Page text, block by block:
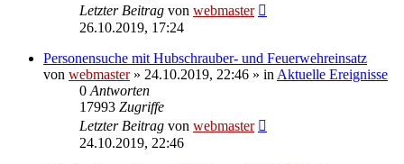
Letzter Beitrag von webmaster
26.10.2019, 17:24
Personensuche mit Hubschrauber- und Feuerwehreinsatz
von webmaster» 24.10.2019, 22:46 » in Aktuelle Ereignisse
0 Antworten
17993 Zugriffe
Letzter Beitrag von webmaster
24.10.2019, 22:46